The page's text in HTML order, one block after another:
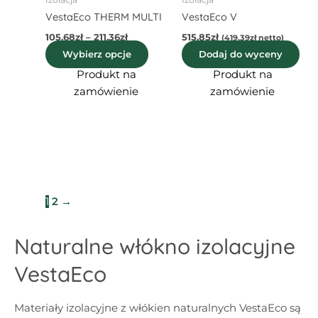
VestaEco THERM MULTI
105,68zł – 211,36zł
Wybierz opcje
produktu
Produkt na
zamówienie
VestaEco V
515,85zł (419,39złnetto)
Dodaj do wyceny
Produkt na
zamówienie
1 2 →
Naturalne włókno izolacyjne
VestaEco
Materiały izolacyjne z włókien naturalnych VestaEco są